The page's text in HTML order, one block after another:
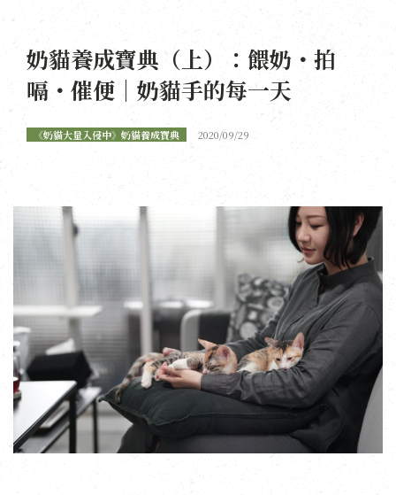
奶貓養成寶典（上）：餵奶・拍
嗝・催便｜奶貓手的每一天
《奶貓大量入侵中》奶貓養成寶典 2020/09/29